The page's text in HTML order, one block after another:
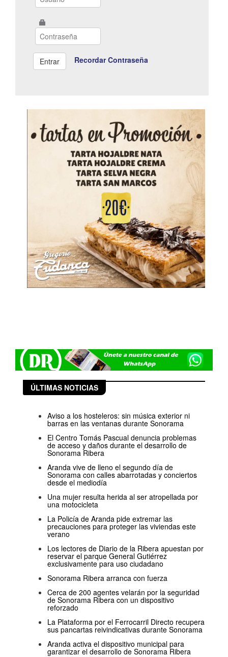
Recordar Contraseña
ÚLTIMAS NOTICIAS
Aviso a los hosteleros: sin música exterior ni
barras en las ventanas durante Sonorama
El Centro Tomás Pascual denuncia problemas
de acceso y daños durante el desarrollo de
Sonorama Ribera
Aranda vive de lleno el segundo día de
Sonorama con calles abarrotadas y conciertos
desde el mediodía
Una mujer resulta herida al ser atropellada por
una motocicleta
La Policía de Aranda pide extremar las
precauciones para proteger las viviendas este
verano
Los lectores de Diario de la Ribera apuestan por
reservar el parque General Gutiérrez
exclusivamente para uso ciudadano
Sonorama Ribera arranca con fuerza
Cerca de 200 agentes velarán por la seguridad
de Sonorama Ribera con un dispositivo
reforzado
La Plataforma por el Ferrocarril Directo recupera
sus pancartas reivindicativas durante Sonorama
Aranda activa el dispositivo municipal para
garantizar el desarrollo de Sonorama Ribera